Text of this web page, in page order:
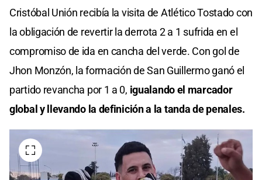
Cristóbal Unión recibía la visita de Atlético Tostado con
la obligación de revertir la derrota 2 a 1 sufrida en el
compromiso de ida en cancha del verde. Con gol de
Jhon Monzón, la formación de San Guillermo ganó el
partido revancha por 1 a 0, igualando el marcador
global y llevando la definición a la tanda de penales.